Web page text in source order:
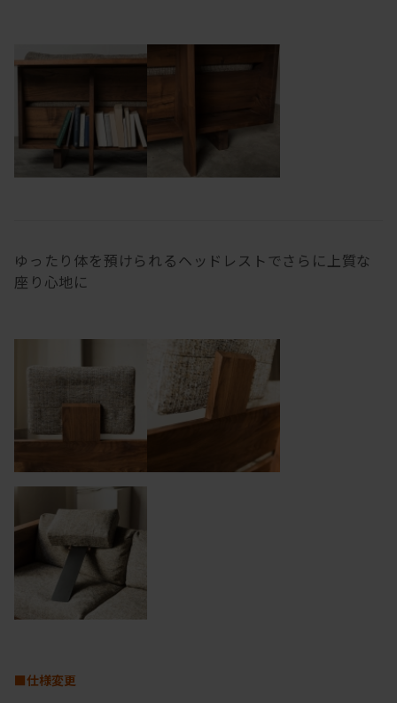
ゆったり体を預けられるヘッドレストでさらに上質な
座り心地に
■仕様変更